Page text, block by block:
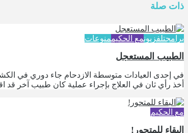
ذات صلة
برامجتلفزيونمع الحكيممنوعات
الطبيب المستعجل
في إحدى العيادات متوسطة الازدحام جاء دوري في
أخذ رأي ثان في العلاج بإجراء عملية كان طبيب آخر قد
مع الحكيم
البقاء للمتحور!